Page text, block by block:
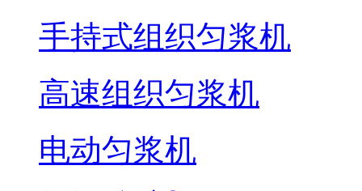
手持式组织匀浆机
高速组织匀浆机
电动匀浆机